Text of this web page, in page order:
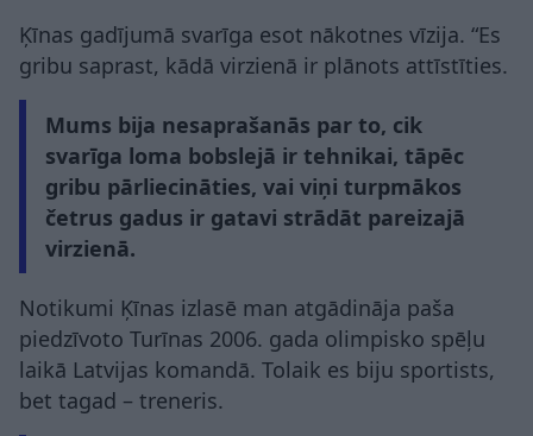
Ķīnas gadījumā svarīga esot nākotnes vīzija. “Es
gribu saprast, kādā virzienā ir plānots attīstīties.
Mums bija nesaprašanās par to, cik
svarīga loma bobslejā ir tehnikai, tāpēc
gribu pārliecināties, vai viņi turpmākos
četrus gadus ir gatavi strādāt pareizajā
virzienā.
Notikumi Ķīnas izlasē man atgādināja paša
piedzīvoto Turīnas 2006. gada olimpisko spēļu
laikā Latvijas komandā. Tolaik es biju sportists,
bet tagad – treneris.